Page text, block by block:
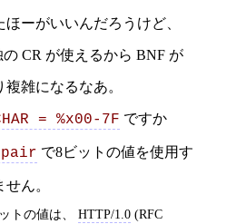
ほーがいいんだろうけど、
CR が使えるから BNF が
雑になるなあ。
= %x00-7F ですか
pair で8ビットの値を使用す
ん。
トの値は、 HTTP/1.0 (RFC